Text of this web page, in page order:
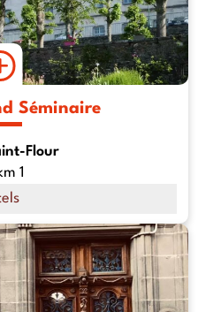
Séminaire
Flour
1